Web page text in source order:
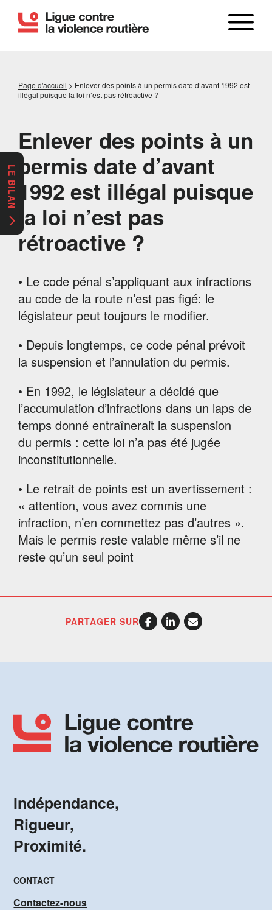
Page d'accueil > Enlever des points à un permis date d’avant 1992 est
illégal puisque la loi n’est pas rétroactive ?
Enlever des points à un
permis date d’avant
1992 est illégal puisque
la loi n’est pas
rétroactive ?
• Le code pénal s’appliquant aux infractions
au code de la route n’est pas figé: le
législateur peut toujours le modifier.
• Depuis longtemps, ce code pénal prévoit
la suspension et l’annulation du permis.
• En 1992, le législateur a décidé que
l’accumulation d’infractions dans un laps de
temps donné entraînerait la suspension
du permis : cette loi n’a pas été jugée
inconstitutionnelle.
• Le retrait de points est un avertissement :
« attention, vous avez commis une
infraction, n’en commettez pas d’autres ».
Mais le permis reste valable même s’il ne
reste qu’un seul point
PARTAGER SUR
Indépendance,
Rigueur,
Proximité.
CONTACT
Contactez-nous
LE BILAN